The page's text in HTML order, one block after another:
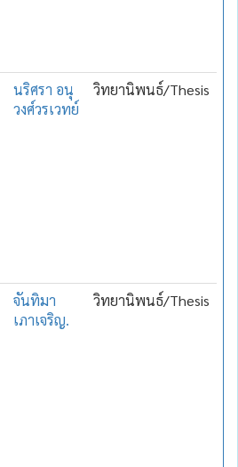
นริศรา อนุ
วงศ์วรเวทย์
วิทยานิพนธ์/Thesis
จันทิมา
เภาเจริญ.
วิทยานิพนธ์/Thesis